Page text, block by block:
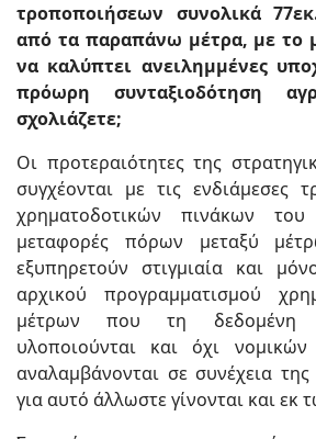
τροποποιήσεων συνολικά
από τα παραπάνω μέτρα, με το
να καλύπτει ανειλημμένες
πρόωρη συνταξιοδότηση
σχολιάζετε;
Οι προτεραιότητες της
συγχέονται με τις ενδιάμεσες
χρηματοδοτικών πινάκων
μεταφορές πόρων μεταξύ
εξυπηρετούν στιγμιαία και
αρχικού προγραμματισμού
μέτρων που τη δεδομένη
υλοποιούνται και όχι
αναλαμβάνονται σε συνέχεια
για αυτό άλλωστε γίνονται και εκ